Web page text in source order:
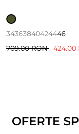
34363840424446
709.00 RON 424.00
OFERTE